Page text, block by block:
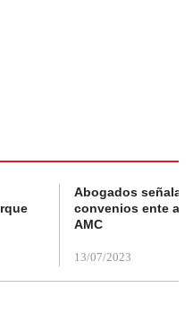
Abogados
convenios ente
AMC
13/07/2023